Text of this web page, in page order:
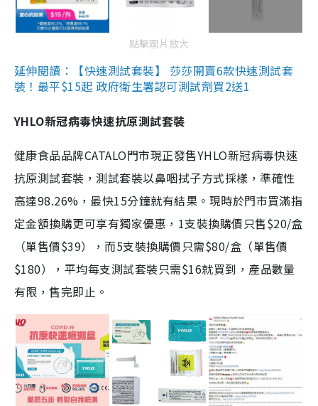
點擊圖片放大
延伸閱讀：【快速測試套裝】 莎莎開賣6款快速測試套
裝！最平$15起 政府衛生署認可測試劑買2送1
YHLO新冠病毒快速抗原測試套裝
健康食品品牌CATALO門市現正發售YHLO新冠病毒快速
抗原測試套裝，測試套裝以鼻咽拭子方式採樣，準確性
高達98.26%，最快15分鐘就有結果。現時於門市買滿指
定金額換購更可享有獨家優惠，1支裝換購價只售$20/盒
（單售價$39），而5支裝換購價只需$80/盒（單售價
$180），平均每支測試套裝只需$16就買到，產品數量
有限，售完即止。